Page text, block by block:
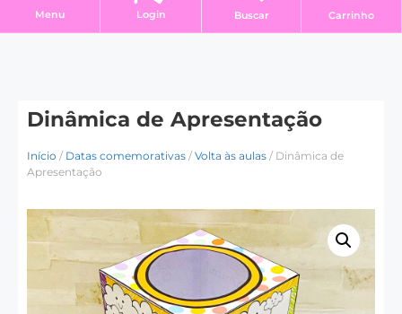
Menu Login Buscar Carrinho
Dinâmica de Apresentação
Início / Datas comemorativas / Volta às aulas / Dinâmica de
Apresentação